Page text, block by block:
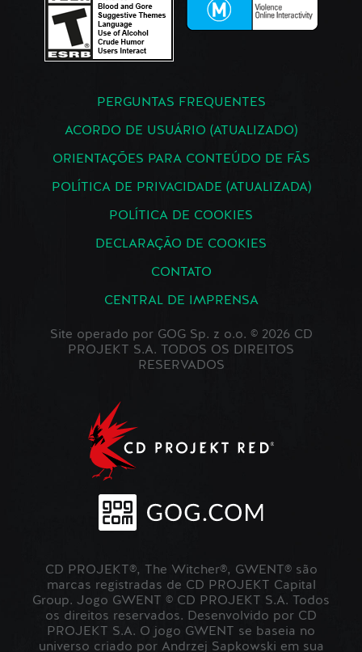
PERGUNTAS FREQUENTES
ACORDO DE USUÁRIO (ATUALIZADO)
ORIENTAÇÕES PARA CONTEÚDO DE FÃS
POLÍTICA DE PRIVACIDADE (ATUALIZADA)
POLÍTICA DE COOKIES
DECLARAÇÃO DE COOKIES
CONTATO
CENTRAL DE IMPRENSA
Site operado por GOG Sp. z o.o. © 2026 CD
PROJEKT S.A. TODOS OS DIREITOS
RESERVADOS
CD PROJEKT®, The Witcher®, GWENT® são
marcas registradas de CD PROJEKT Capital
Group. Jogo GWENT © CD PROJEKT S.A. Todos
os direitos reservados. Desenvolvido por CD
PROJEKT S.A. O jogo GWENT se baseia no
universo criado por Andrzej Sapkowski em sua